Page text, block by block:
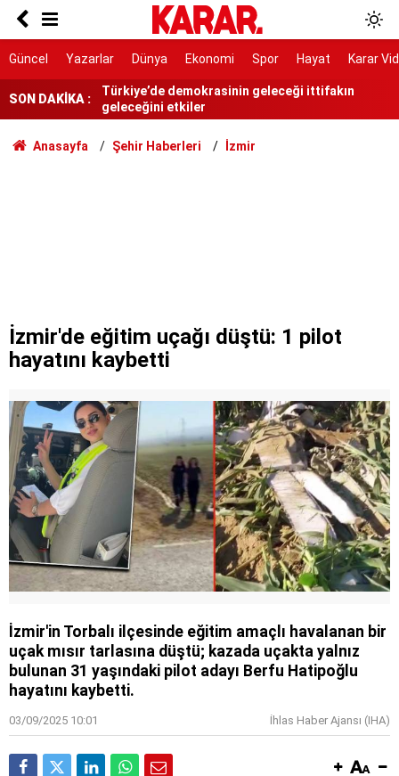
Güncel Yazarlar Dünya Ekonomi Spor Hayat Karar
SON DAKİKA :
Devrim Özkan'ın acı günü
geleceğini etkiler
Bahçeli, nikah şahidi oldu
milyonu geçti
Anasayfa Şehir Haberleri İzmir
İzmir'de eğitim uçağı düştü: 1 pilot
hayatını kaybetti
İzmir'in Torbalı ilçesinde eğitim amaçlı havalanan bir
uçak mısır tarlasına düştü; kazada uçakta yalnız
bulunan 31 yaşındaki pilot adayı Berfu Hatipoğlu
hayatını kaybetti.
03/09/2025 10:01 İhlas Haber Ajansı (IHA)